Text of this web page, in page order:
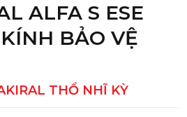
ALFA S ESE
BẢO VỆ
THỔ NHĨ KỲ